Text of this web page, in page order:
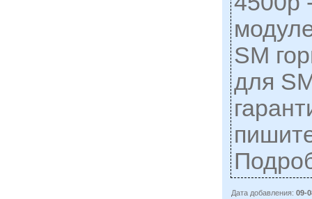
SM
для
Дата добавления:09-